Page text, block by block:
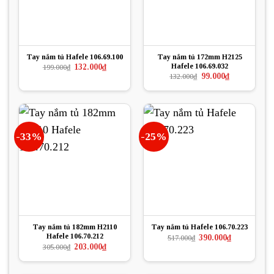
Tay nắm tủ Hafele 106.69.100
199.000₫ Giá
132.000₫Giá
hiện
Tay nắm tủ 172mm H2125
Hafele 106.69.032
132.000₫ Giá
là:
99.000₫Giá
hiện
tại
99.000₫.
-33%
Tay nắm tủ 182mm H2110
Hafele 106.70.212
305.000₫ Giá
là:
203.000₫Giá
hiện
tại
-25%
Tay nắm tủ Hafele 106.70.223
517.000₫ Giá
390.000₫Giá
hiện